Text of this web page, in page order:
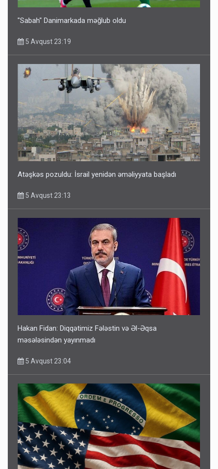
"Sabah" Danimarkada məğlub oldu
5 Avqust 23:19
Atəşkəs pozuldu: İsrail yenidən əməliyyata başladı
5 Avqust 23:13
Hakan Fidan: Diqqətimiz Fələstin və Əl-Əqsa
məsələsindən yayınmadı
5 Avqust 23:04